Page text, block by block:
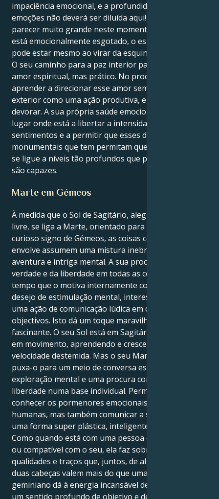
impaciência emocional, e a profundidade das suas
emoções não deverá ser diluída aqui! O mundo pode
parecer muito grande neste momento, e quando se
está emocionalmente esgotado, o esgotamento
pode estar mesmo ao virar da esquina.
O seu caminho para a paz interior passa por um
amor espiritual, mas prático. No processo, pode
aprender a direcionar esse amor sem limites para o
exterior como uma ação produtiva, em vez de o
devorar. A sua própria saúde emocional vem de um
lugar onde está a libertar a intensidade dos seus
sentimentos e a permitir que esses dons
monumentais que tem permitam que a cura ocorra e
se ligue a níveis tão profundos que poucas pessoas
são capazes.
Marte em Gémeos
À medida que o Sol de Sagitário, alegre e de espírito
livre, se liga a Marte, orientado para a ação, no
curioso signo de Gémeos, as coisas com que se
envolve assumem uma mistura inebriante de
aventura e intriga mental. A sua procura externa da
verdade e da liberdade em todas as coisas, ao mesmo
tempo que o motiva internamente com um grande
desejo de estimulação mental, interesses diversos e
uma ação de comunicação lúdica em direção aos
objectivos. Isto dá um toque maravilhoso e
fascinante. O seu Sol está em Sagitário e quer estar
em movimento, aprendendo e crescendo com uma
velocidade destemida. Mas o seu Marte em Gémeos
puxa-o para um meio de conversa espirituosa,
exploração mental e uma procura contínua de
liberdade numa base individual. Permite-lhe não só
conhecer os pormenores emocionais das relações
humanas, mas também comunicar a sua vibração de
uma forma super plástica, inteligente e frontal.
Como quando está com uma pessoa cujo tipo é igual
ou compatível com o seu, ela faz sobressair em si
qualidades e traços que, juntos, de alguma forma -
duas cabeças valem mais do que uma! O seu impulso
geminiano dá à energia incansável deste Sagitário
um sentido profundo de objetivo e de contexto